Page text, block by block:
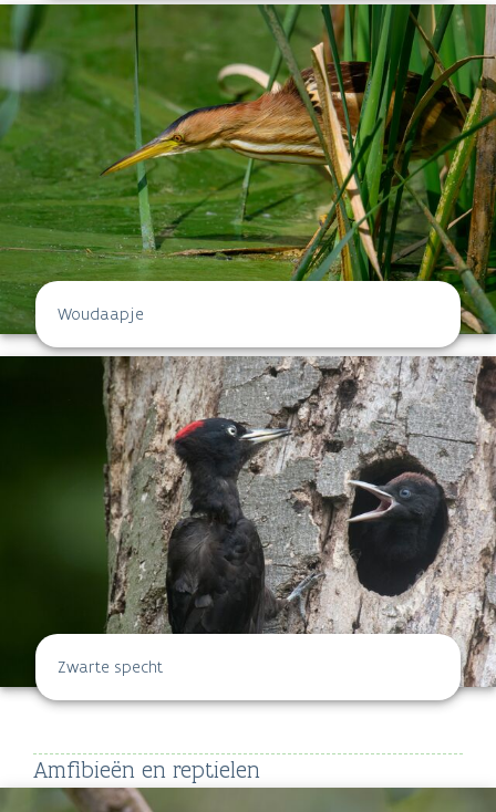
Woudaapje
Zwarte specht
Amfibieën en reptielen